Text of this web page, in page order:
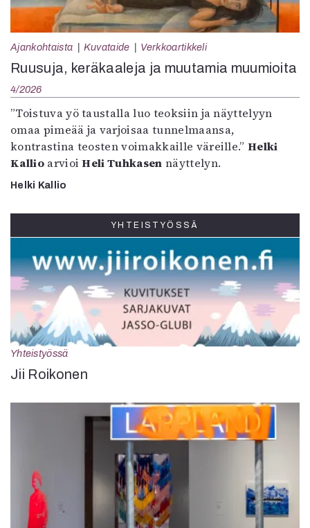
Ajankohtaista Kuvataide Verkkoartikkeli
Ruusuja, keräkaaleja ja muutamia muumioita
4/2026
”Toistuva yö taustalla luo teoksiin ja näyttelyyn
omaa pimeää ja varjoisaa tunnelmaansa,
kontrastina teosten voimakkaille väreille.”Helki
KallioarvioiHeli Tuhkasen näyttelyn.
Helki Kallio
YHTEISTYÖSSÄ
Yhteistyössä
Jii Roikonen